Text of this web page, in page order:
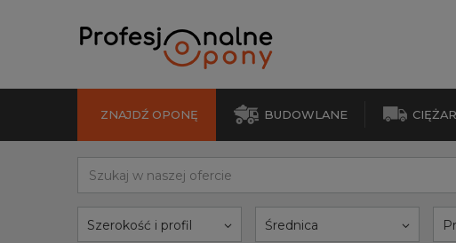
ZNAJDŹ OPONĘ BUDOWLANE
Szerokość i profil Średnica